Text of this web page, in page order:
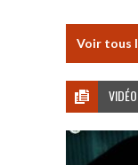
Voir tous